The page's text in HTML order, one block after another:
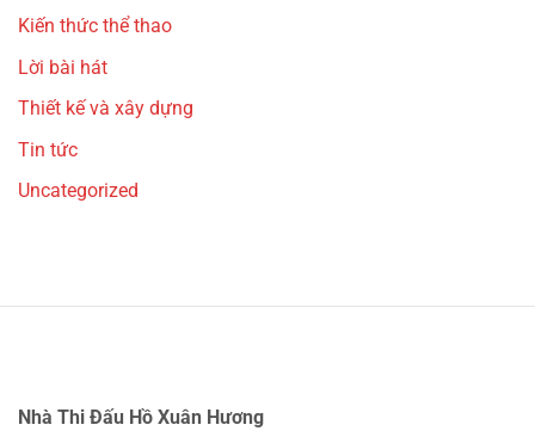
Kiến thức thể thao
Lời bài hát
Thiết kế và xây dựng
Tin tức
Uncategorized
Nhà Thi Đấu Hồ Xuân Hương